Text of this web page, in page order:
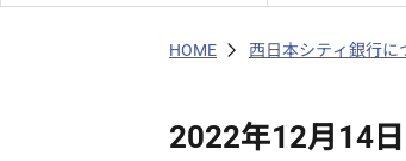
HOME 西日本シティ銀行に
2022年12月14